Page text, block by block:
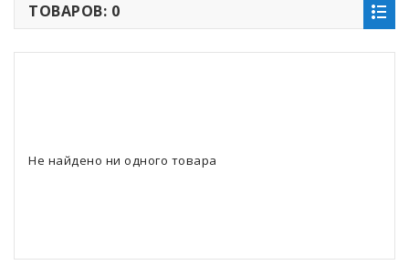
ТОВАРОВ: 0
Не найдено ни одного товара